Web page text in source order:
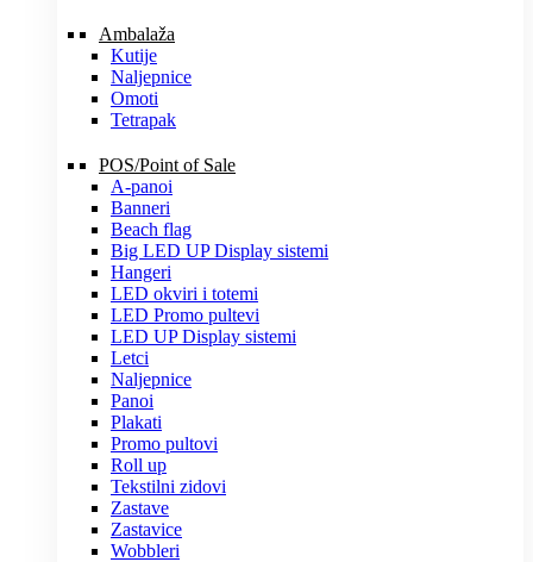
Ambalaža
Kutije
Naljepnice
Omoti
Tetrapak
POS/Point of Sale
A-panoi
Banneri
Beach flag
Big LED UP Display sistemi
Hangeri
LED okviri i totemi
LED Promo pultevi
LED UP Display sistemi
Letci
Naljepnice
Panoi
Plakati
Promo pultovi
Roll up
Tekstilni zidovi
Zastave
Zastavice
Wobbleri